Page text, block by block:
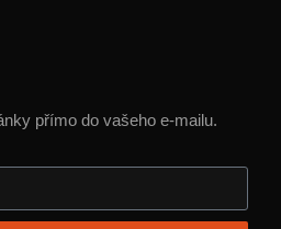
přímo do vašeho e-mailu.